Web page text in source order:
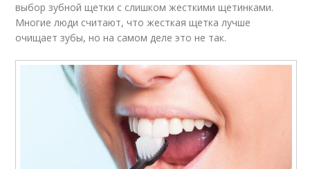
выбор зубной щетки с слишком жесткими щетинками.
Многие люди считают, что жесткая щетка лучше
очищает зубы, но на самом деле это не так.